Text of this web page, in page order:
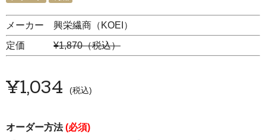
メーカー 興栄繊商（KOEI）
定価 ¥1,870（税込）
¥1,034 税込
オーダー方法(必須)